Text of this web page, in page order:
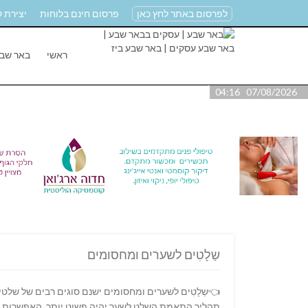
לפרסום באתר לחץ כאן פרסום חינם בלוחות
ראשי באר
07/08/2026 04:16
שַלָטִים לשערים ומחסומים
👈שַלָטִים לשערים ומחסומים ישנם סוגים רבים של